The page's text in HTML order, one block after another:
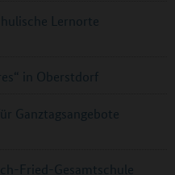
Lernorte
in Oberstdorf
Ganztagsangebote
Fried-Gesamtschule